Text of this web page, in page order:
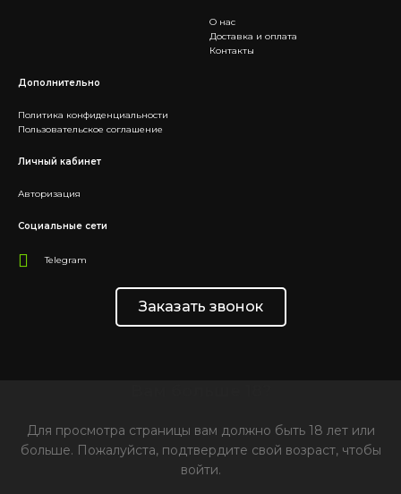
О нас
Доставка и оплата
Контакты
Дополнительно
Политика конфиденциальности
Пользовательское соглашение
Личный кабинет
Авторизация
Социальные сети
Telegram
Заказать звонок
Для просмотра страницы вам должно быть 18 лет или
больше. Пожалуйста, подтвердите свой возраст, чтобы
войти.